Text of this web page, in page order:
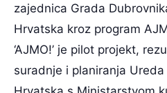
zajednica Grada
Hrvatska kroz program
‘AJMO!’ je pilot projekt,
suradnje i planiranja